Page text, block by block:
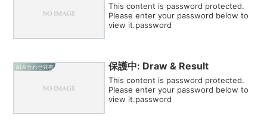
This content is password protected.
Please enter your password below to
view it.password
組み合わせ共有 保護中: Draw & Result
This content is password protected.
Please enter your password below to
view it.password